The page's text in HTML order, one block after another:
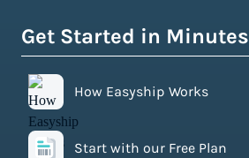
Get Started in Minutes
How Easyship Works
Start with our Free Plan